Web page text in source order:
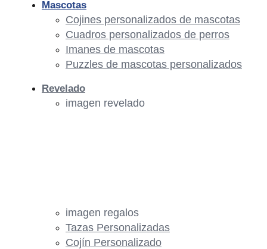
imagen regalos
Tazas Personalizadas
Cojín Personalizado
Mascotas
Cojines personalizados de mascotas
Cuadros personalizados de perros
Imanes de mascotas
Puzzles de mascotas personalizados
Revelado
imagen revelado